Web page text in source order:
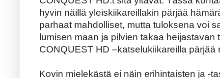
hyvin näillä yleiskiikareillakin pärjää
parhaat mahdolliset, mutta tuloksena voi
lumisen maan ja pilvien takaa heijastavan
CONQUEST HD –katselukiikareilla
Kovin mielekästä ei näin erihintaisten ja -